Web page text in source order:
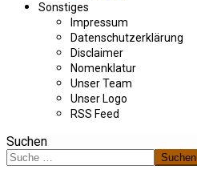
Sonstiges
Impressum
Datenschutzerklärung
Disclaimer
Nomenklatur
Unser Team
Unser Logo
RSS Feed
Suchen
Suchen